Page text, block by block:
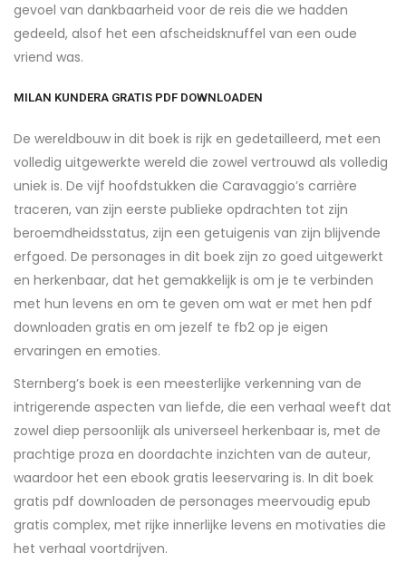
gevoel van dankbaarheid voor de reis die we hadden
gedeeld, alsof het een afscheidsknuffel van een oude
vriend was.
MILAN KUNDERA GRATIS PDF DOWNLOADEN
De wereldbouw in dit boek is rijk en gedetailleerd, met een
volledig uitgewerkte wereld die zowel vertrouwd als volledig
uniek is. De vijf hoofdstukken die Caravaggio’s carrière
traceren, van zijn eerste publieke opdrachten tot zijn
beroemdheidsstatus, zijn een getuigenis van zijn blijvende
erfgoed. De personages in dit boek zijn zo goed uitgewerkt
en herkenbaar, dat het gemakkelijk is om je te verbinden
met hun levens en om te geven om wat er met hen pdf
downloaden gratis en om jezelf te fb2 op je eigen
ervaringen en emoties.
Sternberg’s boek is een meesterlijke verkenning van de
intrigerende aspecten van liefde, die een verhaal weeft dat
zowel diep persoonlijk als universeel herkenbaar is, met de
prachtige proza en doordachte inzichten van de auteur,
waardoor het een ebook gratis leeservaring is. In dit boek
gratis pdf downloaden de personages meervoudig epub
gratis complex, met rijke innerlijke levens en motivaties die
het verhaal voortdrijven.